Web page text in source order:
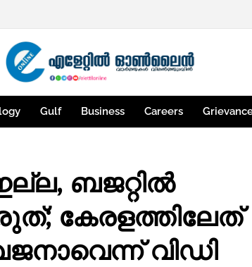
Gulf Business Careers
ബജറ്റിൽ
കേരളത്തിലേത്
വിഡി